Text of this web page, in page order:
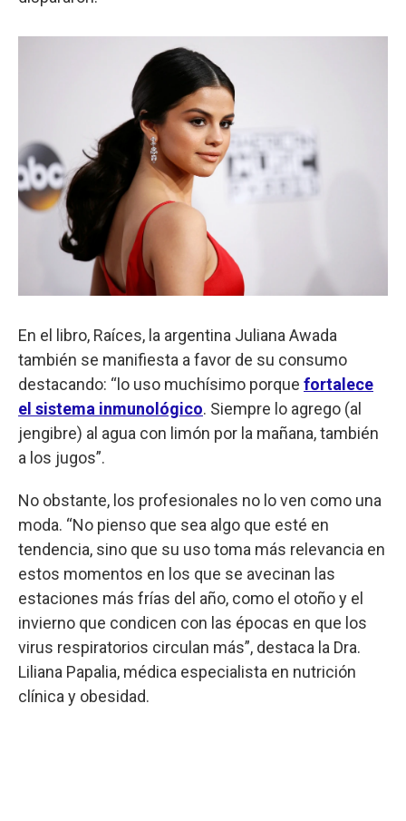
En el libro, Raíces, la argentina Juliana Awada
también se manifiesta a favor de su consumo
destacando: “lo uso muchísimo porque fortalece
el sistema inmunológico. Siempre lo agrego (al
jengibre) al agua con limón por la mañana, también
a los jugos”.
No obstante, los profesionales no lo ven como una
moda. “No pienso que sea algo que esté en
tendencia, sino que su uso toma más relevancia en
estos momentos en los que se avecinan las
estaciones más frías del año, como el otoño y el
invierno que condicen con las épocas en que los
virus respiratorios circulan más”, destaca la Dra.
Liliana Papalia, médica especialista en nutrición
clínica y obesidad.